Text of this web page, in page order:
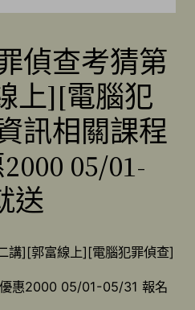
偵查考猜第
上][電腦犯
訊相關課程
05/01-
送
講][郭富線上][電腦犯罪偵查]
惠2000 05/01-05/31 報名